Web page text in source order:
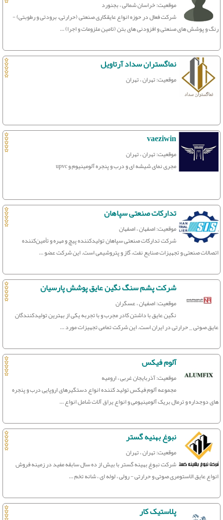
موقعیت: خراسان شمالی ، بجنورد
شرکت فعال در حوزه انواع عایقکاری صنعتی (حرارتی، برودتی و رطوبتی) -
رنگ و پوشش های صنعتی و افزودنی های بتن (تامین ملزومات و اجرا) ...
نماگستران سداد آرتاویل
موقعیت: تهران ، تهران
vaeziwin
موقعیت: تهران ، تهران
مجری نمای شیشه ای و درب و پنجره آلومینیوم و upvc
تدارکات صنعتی سپاهان
موقعیت: اصفهان ، اصفهان
شرکت تدارکات صنعتی سپاهان تولیدکننده پیچ و مهره و تأمین‌کننده
اتصالات صنعتی و تجهیزات صنایع نفت، گاز و پتروشیمی است. این شرکت عضو ...
شرکت پشم سنگ نگین عایق پوشش پارسیان
موقعیت: اصفهان ، عسگران
نگین عایق با داشتن کادر مجرب و با تجربه یکی از بهترین تولیدکنندگان
عایق صوتی _ حرارتی در ایران است. این شرکت تمامی تجهیزات مورد ...
آلوم فیکس
موقعیت: آذربایجان غربی ، ارومیه
مجموعه آلوم فیکس تولید کننده انواع دستگیرهای اروپایی درب و پنجره
های دوجداره و ترمال بریک آلومینیومی و انواع یراق آلات شامل انواع ...
نبوغ بهنیه گستر
موقعیت: تهران ، تهران
شرکت نبوغ بهینه گستر با بیش از ده سال سابقه مفید در زمینه فروش
انواع عایق الاستومری صوتی و حرارتی - رولی ، لوله ای ، شانه تخم ...
پلاستیک کار